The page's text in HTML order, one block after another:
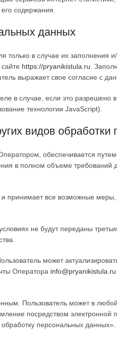
содержания.
данных
в случае их заполнения
https://pryanikistula.ru .
выражает свое согласие с
в случае, если это разрешено в
технологии JavaScript).
видов
обеспечивается
в полном объеме требований
принимает все возможные
не будут переданы
может
Оператора info@pryanikistula.ru
Пользователь может в
посредством электронной
персональных данных».